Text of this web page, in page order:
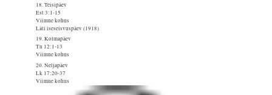
18. Teisipäev
Est 3:1-15
Viimne kohus
Läti iseseisvuspäev (1918)
19. Kolmapäev
Tn 12:1-13
Viimne kohus
20. Neljapäev
Lk 17:20-37
Viimne kohus